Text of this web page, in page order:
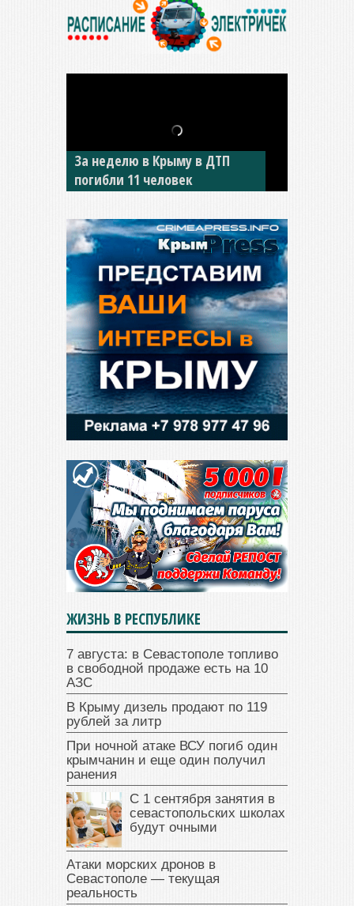
За неделю в Крыму в ДТП
погибли 11 человек
В Джанкое водитель ВАЗа
сбил двух детей на «зебре»
ЖИЗНЬ В РЕСПУБЛИКЕ
7 августа: в Севастополе топливо
в свободной продаже есть на 10
АЗС
В Крыму дизель продают по 119
рублей за литр
При ночной атаке ВСУ погиб один
крымчанин и еще один получил
ранения
С 1 сентября занятия в
севастопольских школах
будут очными
Атаки морских дронов в
Севастополе — текущая
реальность